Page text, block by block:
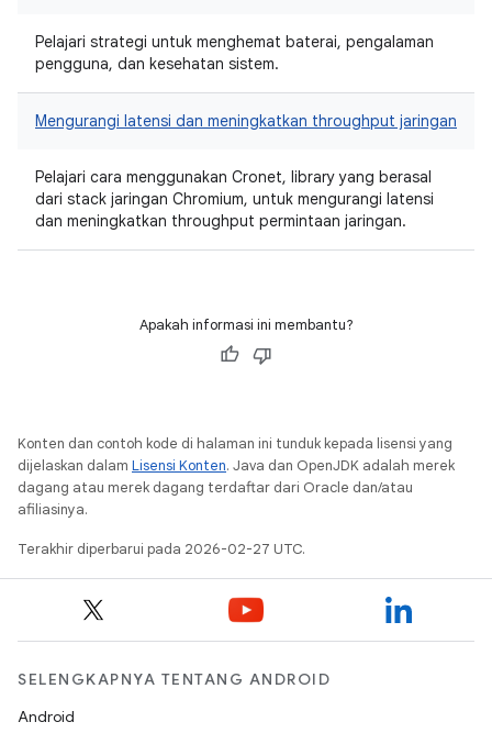
Pelajari strategi untuk menghemat baterai, pengalaman
pengguna, dan kesehatan sistem.
Mengurangi latensi dan meningkatkan throughput jaringan
Pelajari cara menggunakan Cronet, library yang berasal
dari stack jaringan Chromium, untuk mengurangi latensi
dan meningkatkan throughput permintaan jaringan.
Apakah informasi ini membantu?
Konten dan contoh kode di halaman ini tunduk kepada lisensi yang
dijelaskan dalam Lisensi Konten. Java dan OpenJDK adalah merek
dagang atau merek dagang terdaftar dari Oracle dan/atau
afiliasinya.
Terakhir diperbarui pada 2026-02-27 UTC.
SELENGKAPNYA TENTANG ANDROID
Android